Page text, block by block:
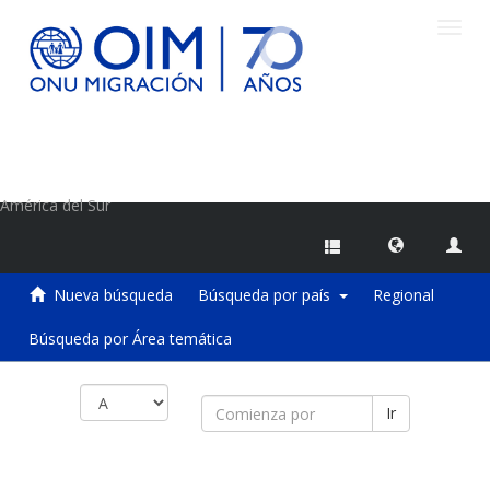
América del Sur
Nueva búsqueda Búsqueda por país Regional
Búsqueda por Área temática
Ir